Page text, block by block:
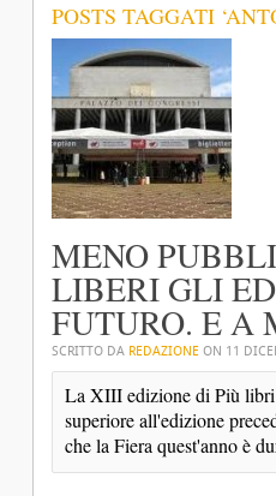
POSTS TAGGATI
MENO
LIBERI GLI
FUTURO. E A
SCRITTO DA REDAZIONE ON 11
La XIII edizione di Più libri
superiore all'edizione
che la Fiera quest'anno è